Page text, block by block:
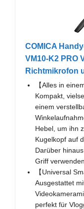
COMICA
VM10-K2 PRO
Richtmikrofon
【Alles in
Kompakt,
einem
Hebel, um ihn
Kugelkopf auf
Darüber
Griff verwenden.
【Universal
Ausgestattet
perfekt für